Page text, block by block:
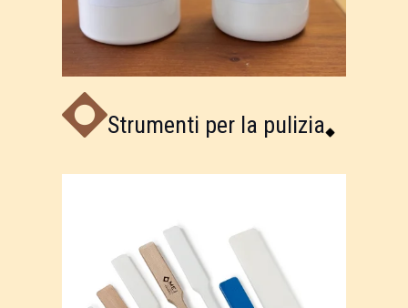
Strumenti per la pulizia